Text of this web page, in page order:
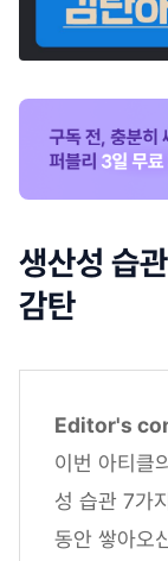
생산성 습
감탄
Editor's
이번 아티클
성 습관 7가
동안 쌓아오